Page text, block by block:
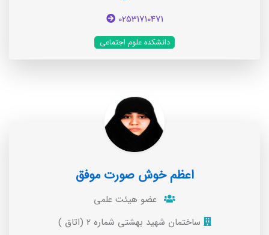
02531710471
دانشکده علوم اجتماعی
اعظم خوش صورت موفق
عضو هیئت علمی
ساختمان شهید بهشتی شماره 2 (اتاق )